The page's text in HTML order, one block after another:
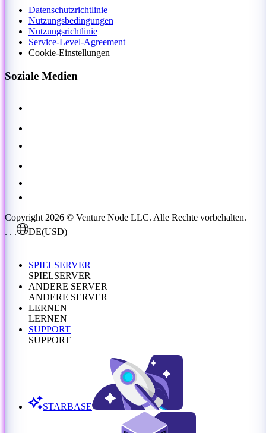
Datenschutzrichtlinie
Nutzungsbedingungen
Nutzungsrichtlinie
Service-Level-Agreement
Cookie-Einstellungen
Soziale Medien
Copyright 2026 © Venture Node LLC. Alle Rechte vorbehalten.
. . .
DE(USD)
SPIELSERVER
SPIELSERVER
ANDERE SERVER
ANDERE SERVER
LERNEN
LERNEN
SUPPORT
SUPPORT
STARBASE